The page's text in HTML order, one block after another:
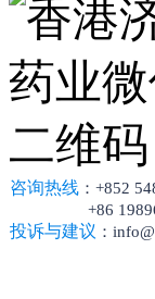
咨询热线 ：+852
+86
投诉与建议 ：